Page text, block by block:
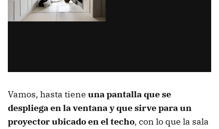
Vamos, hasta tiene una pantalla que se
despliega en la ventana y que sirve para un
proyector ubicado en el techo, con lo que la sala